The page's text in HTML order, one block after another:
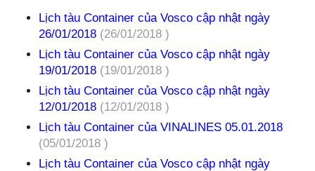
Lịch tàu Container của Vosco cập nhật ngày
26/01/2018 (26/01/2018 )
Lịch tàu Container của Vosco cập nhật ngày
19/01/2018 (19/01/2018 )
Lịch tàu Container của Vosco cập nhật ngày
12/01/2018 (12/01/2018 )
Lịch tàu Container của VINALINES 05.01.2018
(05/01/2018 )
Lịch tàu Container của Vosco cập nhật ngày